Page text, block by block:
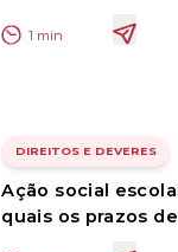
1 min
DIREITOS E DEVERES
Ação social
quais os prazos